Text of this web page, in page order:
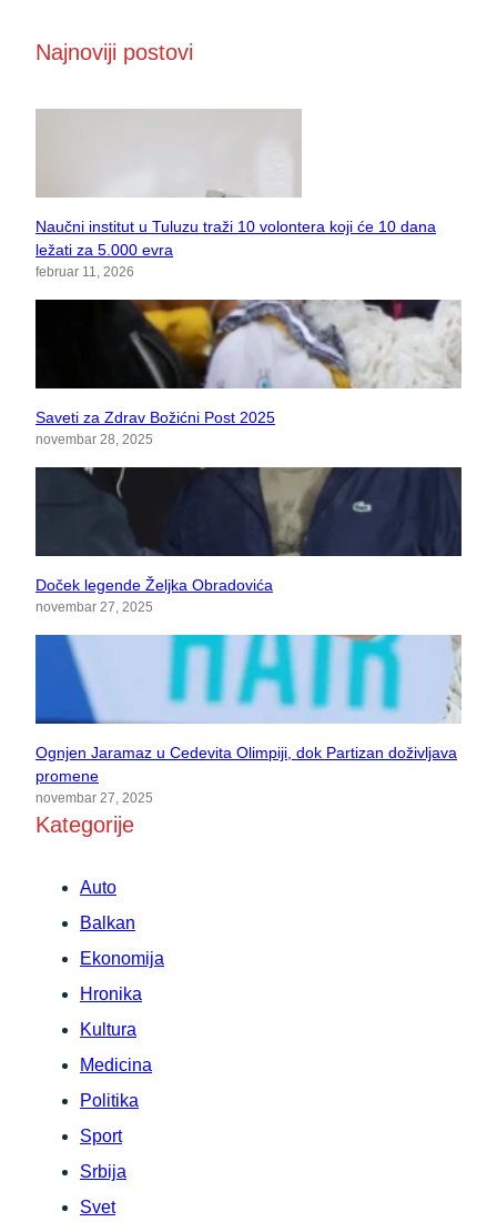
Najnoviji postovi
Naučni institut u Tuluzu traži 10 volontera koji će 10 dana
ležati za 5.000 evra
februar 11, 2026
Saveti za Zdrav Božićni Post 2025
novembar 28, 2025
Doček legende Željka Obradovića
novembar 27, 2025
Ognjen Jaramaz u Cedevita Olimpiji, dok Partizan doživljava
promene
novembar 27, 2025
Kategorije
Auto
Balkan
Ekonomija
Hronika
Kultura
Medicina
Politika
Sport
Srbija
Svet